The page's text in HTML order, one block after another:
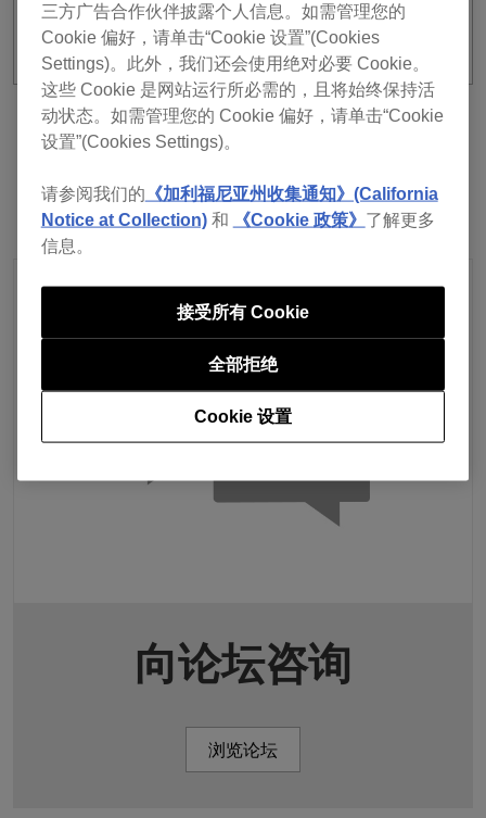
上一个 返回清单 下一个
向论坛咨询
浏览论坛
三方广告合作伙伴披露个人信息。如需管理您的
Cookie 偏好，请单击“Cookie 设置”(Cookies
Settings)。此外，我们还会使用绝对必要 Cookie。
这些 Cookie 是网站运行所必需的，且将始终保持活
动状态。如需管理您的 Cookie 偏好，请单击“Cookie
设置”(Cookies Settings)。
请参阅我们的 《加利福尼亚州收集通知》(California
Notice at Collection)和 《Cookie 政策》 了解更多
信息。
Cookie 设置
全部拒绝
接受所有 Cookie